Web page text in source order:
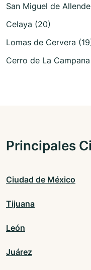
San Miguel de
Celaya (20)
Lomas de Cervera
Cerro de La
Principales
Ciudad de México
Tijuana
León
Juárez